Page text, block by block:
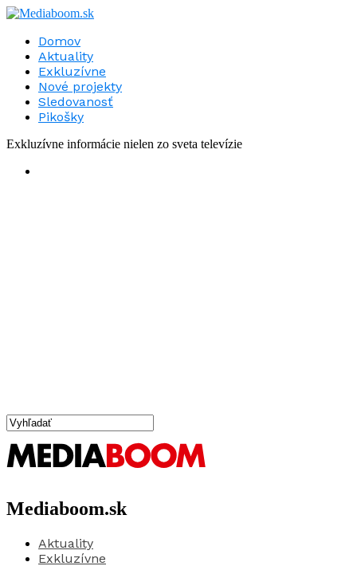
Domov
Aktuality
Exkluzívne
Nové projekty
Sledovanosť
Pikošky
Exkluzívne informácie nielen zo sveta televízie
Mediaboom.sk
Aktuality
Exkluzívne